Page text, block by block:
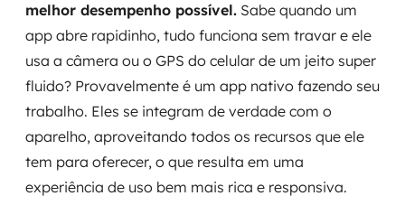
Segurança de aplicações e Cloud
melhor desempenho possível. Sabe quando um
app abre rapidinho, tudo funciona sem travar e ele
usa a câmera ou o GPS do celular de um jeito super
fluido? Provavelmente é um app nativo fazendo seu
trabalho. Eles se integram de verdade com o
aparelho, aproveitando todos os recursos que ele
tem para oferecer, o que resulta em uma
experiência de uso bem mais rica e responsiva.